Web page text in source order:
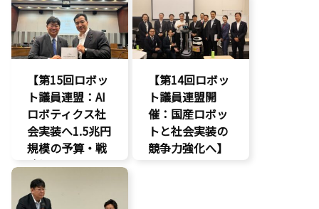
促進
知的財産
経済政策
ー）」とは？〜
環境部会
【第15回ロボッ
ト議員連盟：AI
ロボティクス社
会実装へ1.5兆円
規模の予算・戦
略提言】
AI
最先端技術
【第14回ロボッ
ト議員連盟開
催：国産ロボッ
トと社会実装の
競争力強化へ】